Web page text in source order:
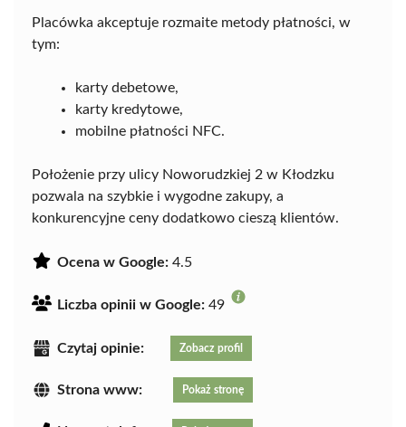
Placówka akceptuje rozmaite metody płatności, w
tym:
karty debetowe,
karty kredytowe,
mobilne płatności NFC.
Położenie przy ulicy Noworudzkiej 2 w Kłodzku
pozwala na szybkie i wygodne zakupy, a
konkurencyjne ceny dodatkowo cieszą klientów.
Ocena w Google: 4.5
Liczba opinii w Google: 49
Czytaj opinie: Zobacz profil
Strona www: Pokaż stronę